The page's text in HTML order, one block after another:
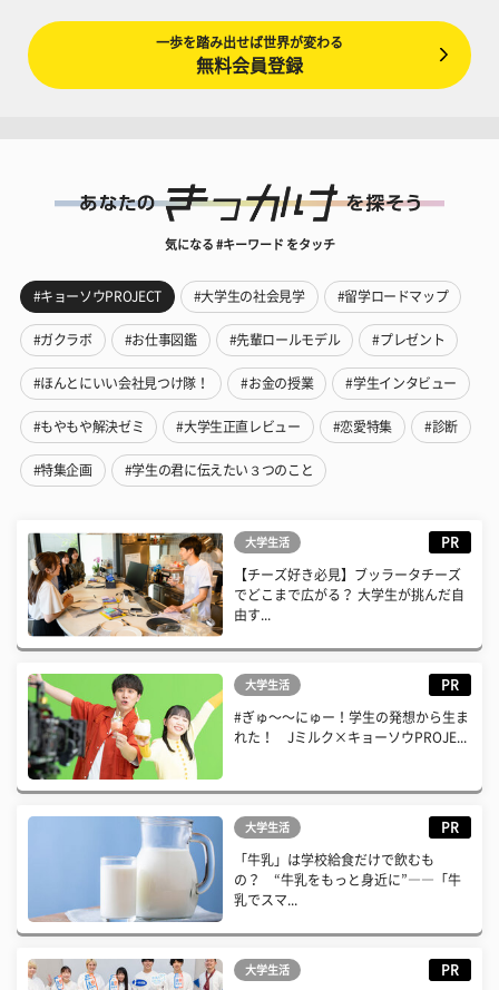
一歩を踏み出せば世界が変わる
無料会員登録
気になる #キーワード をタッチ
#キョーソウPROJECT #大学生の社会見学 #留学ロードマップ
#ガクラボ #お仕事図鑑 #先輩ロールモデル #プレゼント
#ほんとにいい会社見つけ隊！ #お金の授業 #学生インタビュー
#もやもや解決ゼミ #大学生正直レビュー #恋愛特集 #診断
#特集企画 #学生の君に伝えたい３つのこと
大学生活 PR
【チーズ好き必見】ブッラータチーズ
でどこまで広がる？ 大学生が挑んだ自
由す...
大学生活 PR
#ぎゅ〜〜にゅー！学生の発想から生ま
れた！ Jミルク×キョーソウPROJE...
大学生活 PR
「牛乳」は学校給食だけで飲むも
の？ “牛乳をもっと身近に”――「牛
乳でスマ...
大学生活 PR